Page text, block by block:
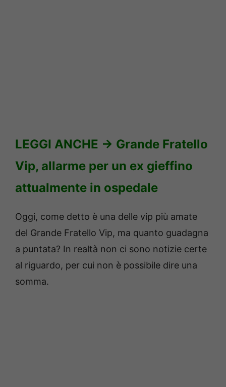
LEGGI ANCHE -> Grande Fratello
Vip, allarme per un ex gieffino
attualmente in ospedale
Oggi, come detto è una delle vip più amate
del Grande Fratello Vip, ma quanto guadagna
a puntata? In realtà non ci sono notizie certe
al riguardo, per cui non è possibile dire una
somma.